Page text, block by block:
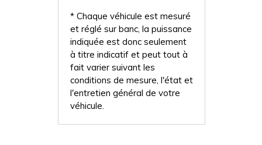
* Chaque véhicule est mesuré
et réglé sur banc, la puissance
indiquée est donc seulement
à titre indicatif et peut tout à
fait varier suivant les
conditions de mesure, l'état et
l'entretien général de votre
véhicule.